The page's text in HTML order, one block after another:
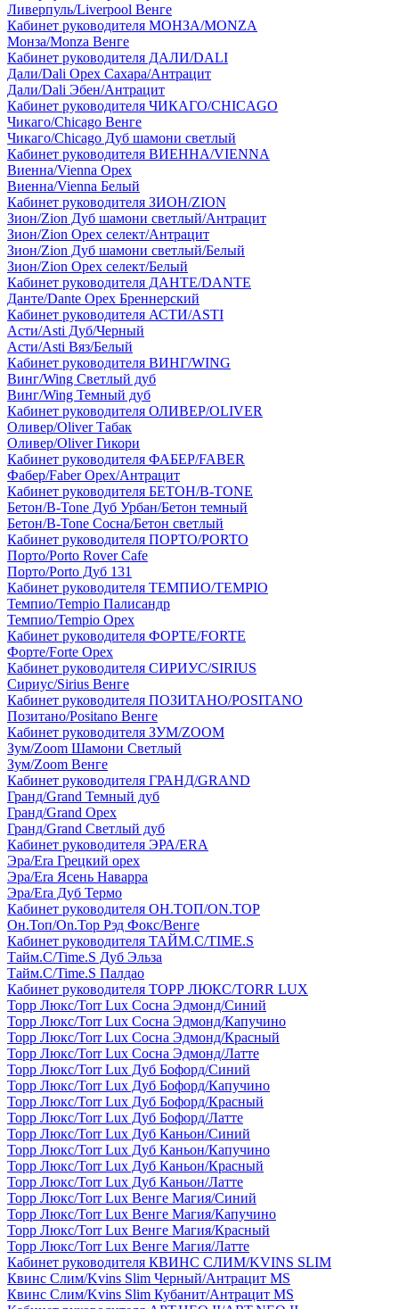
Ливерпуль/Liverpool Венге
Кабинет руководителя МОНЗА/MONZA
Монза/Monza Венге
Кабинет руководителя ДАЛИ/DALI
Дали/Dali Орех Cахара/Антрацит
Дали/Dali Эбен/Антрацит
Кабинет руководителя ЧИКАГО/CHICAGO
Чикаго/Chicago Венге
Чикаго/Chicago Дуб шамони светлый
Кабинет руководителя ВИЕННА/VIENNA
Виенна/Vienna Орех
Виенна/Vienna Белый
Кабинет руководителя ЗИОН/ZION
Зион/Zion Дуб шамони светлый/Антрацит
Зион/Zion Орех селект/Антрацит
Зион/Zion Дуб шамони светлый/Белый
Зион/Zion Орех селект/Белый
Кабинет руководителя ДАНТЕ/DANTE
Данте/Dante Орех Бреннерский
Кабинет руководителя АСТИ/ASTI
Асти/Asti Дуб/Черный
Асти/Asti Вяз/Белый
Кабинет руководителя ВИНГ/WING
Винг/Wing Светлый дуб
Винг/Wing Темный дуб
Кабинет руководителя ОЛИВЕР/OLIVER
Оливер/Oliver Табак
Оливер/Oliver Гикори
Кабинет руководителя ФАБЕР/FABER
Фабер/Faber Орех/Антрацит
Кабинет руководителя БЕТОН/B-TONE
Бетон/B-Tone Дуб Урбан/Бетон темный
Бетон/B-Tone Сосна/Бетон светлый
Кабинет руководителя ПОРТО/PORTO
Порто/Porto Rover Cafe
Порто/Porto Дуб 131
Кабинет руководителя ТЕМПИО/TEMPIO
Темпио/Tempio Палисандр
Темпио/Tempio Орех
Кабинет руководителя ФОРТЕ/FORTE
Форте/Forte Орех
Кабинет руководителя СИРИУС/SIRIUS
Сириус/Sirius Венге
Кабинет руководителя ПОЗИТАНО/POSITANO
Позитано/Positano Венге
Кабинет руководителя ЗУМ/ZOOM
Зум/Zoom Шамони Светлый
Зум/Zoom Венге
Кабинет руководителя ГРАНД/GRAND
Гранд/Grand Темный дуб
Гранд/Grand Орех
Гранд/Grand Светлый дуб
Кабинет руководителя ЭРА/ERA
Эра/Era Грецкий орех
Эра/Era Ясень Наварра
Эра/Era Дуб Термо
Кабинет руководителя ОН.ТОП/ON.TOP
Он.Топ/On.Top Рэд Фокс/Венге
Кабинет руководителя ТАЙМ.С/TIME.S
Тайм.С/Time.S Дуб Эльза
Тайм.С/Time.S Палдао
Кабинет руководителя ТОРР ЛЮКС/TORR LUX
Торр Люкс/Torr Lux Сосна Эдмонд/Синий
Торр Люкс/Torr Lux Сосна Эдмонд/Капучино
Торр Люкс/Torr Lux Сосна Эдмонд/Красный
Торр Люкс/Torr Lux Сосна Эдмонд/Латте
Торр Люкс/Torr Lux Дуб Бофорд/Синий
Торр Люкс/Torr Lux Дуб Бофорд/Капучино
Торр Люкс/Torr Lux Дуб Бофорд/Красный
Торр Люкс/Torr Lux Дуб Бофорд/Латте
Торр Люкс/Torr Lux Дуб Каньон/Синий
Торр Люкс/Torr Lux Дуб Каньон/Капучино
Торр Люкс/Torr Lux Дуб Каньон/Красный
Торр Люкс/Torr Lux Дуб Каньон/Латте
Торр Люкс/Torr Lux Венге Магия/Синий
Торр Люкс/Torr Lux Венге Магия/Капучино
Торр Люкс/Torr Lux Венге Магия/Красный
Торр Люкс/Torr Lux Венге Магия/Латте
Кабинет руководителя КВИНС СЛИМ/KVINS SLIM
Квинс Слим/Kvins Slim Черный/Антрацит MS
Квинс Слим/Kvins Slim Кубанит/Антрацит MS